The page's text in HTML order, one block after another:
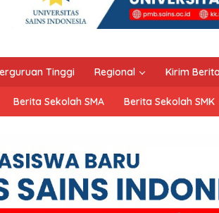
Tinggi Regional Kirim Berita
Berita Sekolah SMA Berita Sekolah SMK